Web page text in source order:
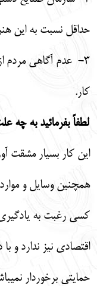
حداقل نسبت به اين
3- عدم آگاهي مردم
كار.
لطفاً بفرمائيد به
اين كار بسيار مشقت
همچنين وسايل و موارد
كسي رغبت به
اقتصادي نيز ندارد و
حمايتي برخوردار